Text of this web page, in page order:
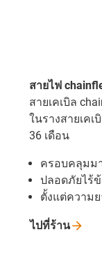
สายไฟ
สายเคเบิล
ในรางสายเค
36 เดือน
ครอบคลุมม
ปลอดภัยไร้
ตั้งแต่ความ
ไปที่ร้าน